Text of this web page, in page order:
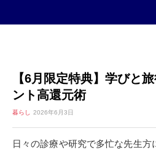
【6月限定特典】学びと
ント高還元術
暮らし 2026年6月3日
日々の診療や研究で多忙な先生方